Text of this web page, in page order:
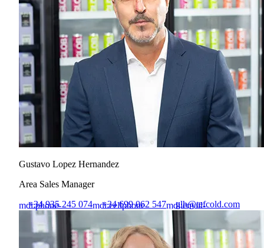
Gustavo Lopez Hernandez
Area Sales Manager
mdi:phone-
outline
+34 935 245 074mdi:cellphone
+34 699 062 547mdi:email-
outline
glh@tefcold.com